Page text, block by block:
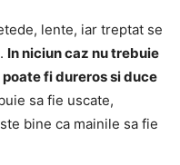
lente, iar treptat se
In niciun caz nu trebuie
fi dureros si duce
sa fie uscate,
bine ca mainile sa fie